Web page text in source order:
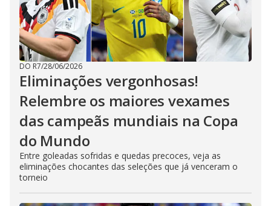
DO R7/28/06/2026
Eliminações vergonhosas!
Relembre os maiores vexames
das campeãs mundiais na Copa
do Mundo
Entre goleadas sofridas e quedas precoces, veja as
eliminações chocantes das seleções que já venceram o
torneio